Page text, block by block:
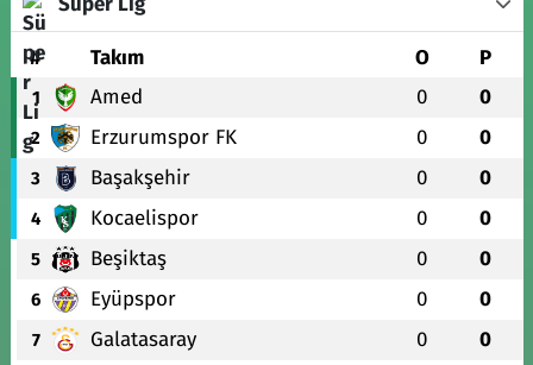
# Takım O P
1 Amed 0 0
2 Erzurumspor FK 0 0
3 Başakşehir 0 0
4 Kocaelispor 0 0
5 Beşiktaş 0 0
6 Eyüpspor 0 0
7 Galatasaray 0 0